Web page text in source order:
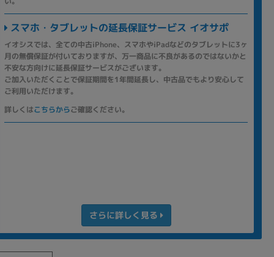
スマホ・タブレットの延長保証サービス イオサポ
イオシスでは、全ての中古iPhone、スマホやiPadなどのタブレットに3ヶ
月の無償保証が付いておりますが、万一商品に不良があるのではないかと
不安な方向けに延長保証サービスがございます。
ご加入いただくことで保証期間を1年間延長し、中古品でもより安心して
ご利用いただけます。
詳しくはこちらからご確認ください。
さらに詳しく見る